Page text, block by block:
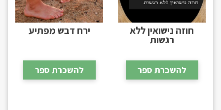
חוזה נישואין ללא
רגשות
להשכרת ספר
ירח דבש מפתיע
להשכרת ספר